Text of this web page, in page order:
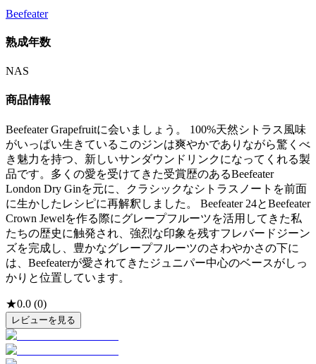
Beefeater
熟成年数
NAS
商品情報
Beefeater Grapefruitに会いましょう。 100%天然シトラス風味
がいっぱい生きているこのジンは爽やかでありながら驚くべ
き魅力を持つ、新しいサンダウンドリンクになってくれる製
品です。多くの愛を受けてきた受賞歴のあるBeefeater
London Dry Ginを元に、クラシックなシトラスノートを前面
に生かしたレシピに再解釈しました。 Beefeater 24とBeefeater
Crown Jewelを作る際にグレープフルーツを活用してきた私
たちの歴史に触発され、強烈な印象を残すフレバードジーン
ズを完成し、豊かなグレープフルーツのさわやかさの下に
は、Beefeaterが愛されてきたジュニパー中心のベースがしっ
かりと位置しています。
★0.0 (0)
レビューを見る